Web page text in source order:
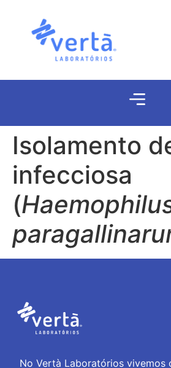
Isolamento
infecciosa
(
No Vertà Laboratórios vivemos